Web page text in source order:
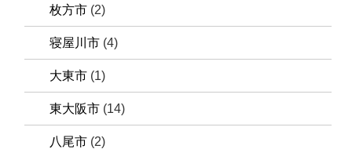
枚方市 (2)
寝屋川市 (4)
大東市 (1)
東大阪市 (14)
八尾市 (2)